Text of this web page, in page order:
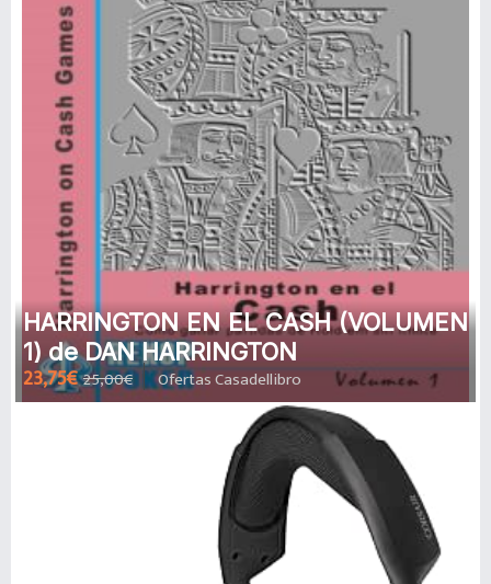
HARRINGTON EN EL CASH (VOLUMEN
1) de DAN HARRINGTON
23,75€ 25,00€ Ofertas Casadellibro